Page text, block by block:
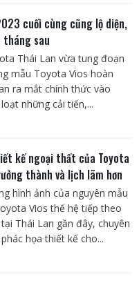
cuối cùng cũng lộ diện,
tháng sau
Thái Lan vừa tung đoạn
mẫu Toyota Vios hoàn
ra mắt chính thức vào
những cải tiến,...
kế ngoại thất của Toyota
thành và lịch lãm hơn
hình ảnh của nguyên mẫu
Vios thế hệ tiếp theo
Thái Lan gần đây, chuyên
họa thiết kế cho...